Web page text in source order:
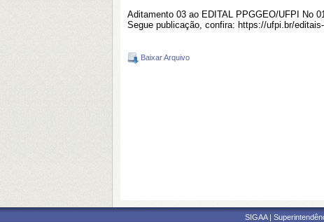
Aditamento 03 ao EDITAL PPGGEO/UFPI No
Segue publicação, confira: https://ufpi.br/
Baixar Arquivo
SIGAA |